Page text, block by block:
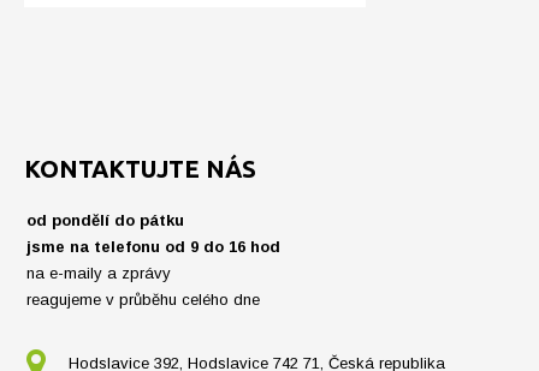
KONTAKTUJTE NÁS
od pondělí do pátku
jsme na telefonu od 9 do 16 hod
na e-maily a zprávy
reagujeme v průběhu celého dne
Hodslavice 392, Hodslavice 742 71, Česká republika